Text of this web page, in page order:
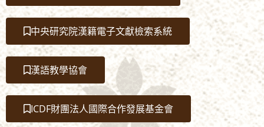
中央研究院漢籍電子文獻檢索系統
漢語教學協會
ICDF財團法人國際合作發展基金會